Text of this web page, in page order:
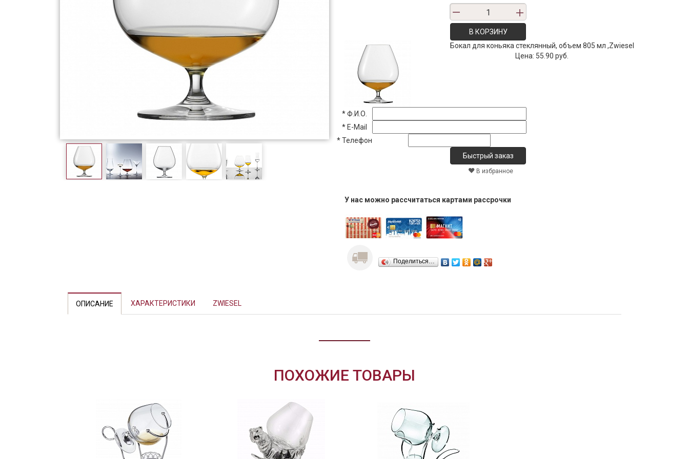
В КОРЗИНУ
Бокал для коньяка стеклянный, объем 805 мл ,Zwiesel
Цена: 55.90 руб.
*Ф.И.О.
* E-Mail
*Телефон
В избранное
У нас можно рассчитаться картами рассрочки
Поделиться…
ОПИСАНИЕ ХАРАКТЕРИСТИКИ ZWIESEL
ПОХОЖИЕ ТОВАРЫ